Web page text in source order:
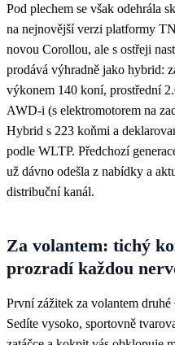
Pod plechem se však odehrála
na nejnovější verzi platformy
novou Corollou, ale s ostřeji
prodává výhradně jako hybrid:
výkonem 140 koní, prostřední
AWD-i (s elektromotorem na
Hybrid s 223 koňmi a
podle WLTP. Předchozí
už dávno odešla z nabídky a
distribuční kanál.
Za volantem: tichý
prozradí každou
První zážitek za volantem
Sedíte vysoko, sportovně